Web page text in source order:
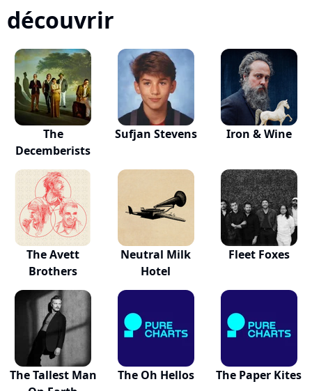
découvrir
The
Decemberists
Sufjan Stevens Iron & Wine
The Avett
Brothers
Neutral Milk
Hotel
Fleet Foxes
The Tallest Man
The Oh Hellos The Paper Kites